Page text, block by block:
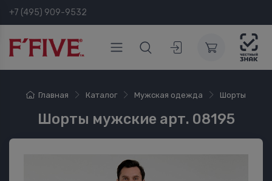
+7 (495) 909-9532
Главная Каталог Мужская одежда Шорты
Шорты мужские арт. 08195